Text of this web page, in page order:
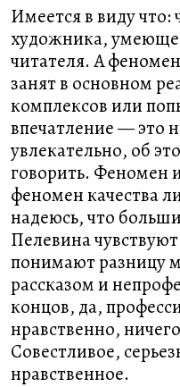
Имеется в виду
художника,
читателя. А
занят в основном
комплексов или
впечатление — это
увлекательно, об
говорить. Феномен
феномен качества
надеюсь, что
Пелевина
понимают разницу
рассказом и
концов, да,
нравственно,
Совестливое,
нравственное.